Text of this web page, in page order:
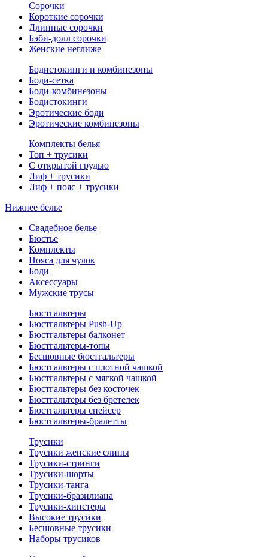
Сорочки
Короткие сорочки
Длинные сорочки
Бэби-долл сорочки
Женские неглиже
Бодистокинги и комбинезоны
Боди-сетка
Боди-комбинезоны
Бодистокинги
Эротические боди
Эротические комбинезоны
Комплекты белья
Топ + трусики
С открытой грудью
Лиф + трусики
Лиф + пояс + трусики
Нижнее белье
Свадебное белье
Бюстье
Комплекты
Пояса для чулок
Боди
Аксессуары
Мужские трусы
Бюстгальтеры
Бюстгальтеры Push-Up
Бюстгальтеры балконет
Бюстгальтеры-топы
Бесшовные бюстгальтеры
Бюстгальтеры с плотной чашкой
Бюстгальтеры с мягкой чашкой
Бюстгальтеры без косточек
Бюстгальтеры без бретелек
Бюстгальтеры спейсер
Бюстгальтеры-бралетты
Трусики
Трусики женские слипы
Трусики-стринги
Трусики-шорты
Трусики-танга
Трусики-бразилиана
Трусики-хипстеры
Высокие трусики
Бесшовные трусики
Наборы трусиков